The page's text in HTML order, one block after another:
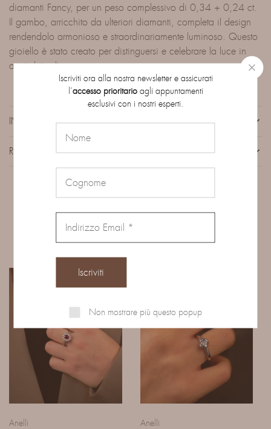
diamanti Fancy, per un peso complessivo di 0,34 + 0,24 ct.
Il gambo, arricchito da ulteriori diamanti, completa il design
rendendolo armonioso e straordinariamente luminoso. Questo
gioiello è stato creato per distinguersi e celebrare la luce in
ogni dettaglio.
INFORMAZIONI AGGIUNTIVE
RECENSIONI (0)
Prodotti correlati
Anelli Anelli
Iscriviti ora alla nostra newsletter e assicurati
l’accesso prioritarioagli appuntamenti
esclusivi con i nostri esperti.
Non mostrare più questo popup